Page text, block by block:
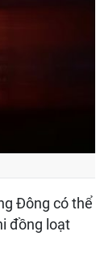
Đông có thể
đồng loạt